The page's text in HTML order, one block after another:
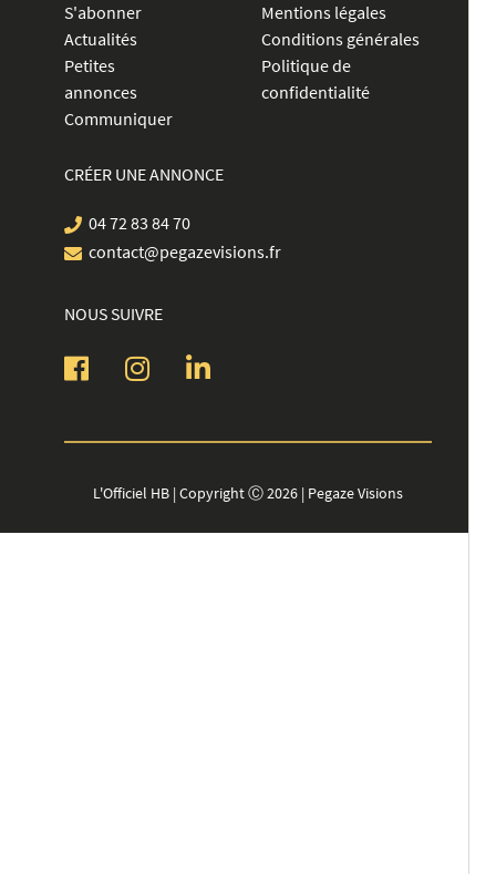
S'abonner
Actualités
Petites
annonces
Communiquer
Mentions légales
Conditions générales
Politique de
confidentialité
CRÉER UNE ANNONCE
04 72 83 84 70
contact@pegazevisions.fr
NOUS SUIVRE
L'Officiel HB | Copyright Ⓒ 2026 | Pegaze Visions